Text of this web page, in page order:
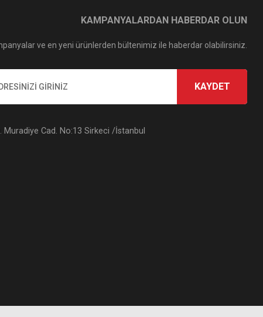
KAMPANYALARDAN HABERDAR OLUN
ve en yeni ürünlerden bültenimiz ile haberdar olabilirsiniz.
KAYDET
Muradiye Cad. No:13 Sirkeci /İstanbul